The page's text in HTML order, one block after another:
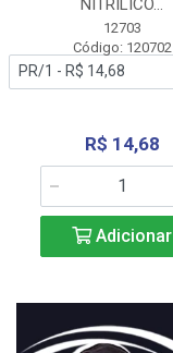
NITRÍLICO...
12703
Código: 120702
R$ 14,68
Adicionar